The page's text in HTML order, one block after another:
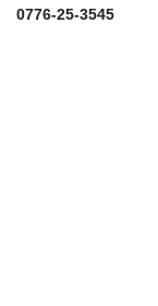
0776-25-3545